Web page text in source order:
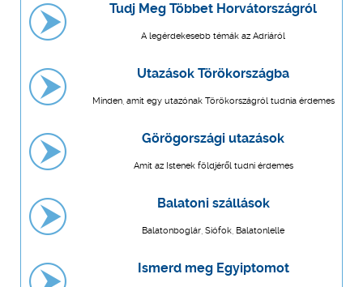
Tudj Meg Többet Horvátországról
A legérdekesebb témák az Adriáról
Utazások Törökországba
Minden, amit egy utazónak Törökországról tudnia érdemes
Görögországi utazások
Amit az Istenek földjéről tudni érdemes
Balatoni szállások
Balatonboglár, Siófok, Balatonlelle
Ismerd meg Egyiptomot